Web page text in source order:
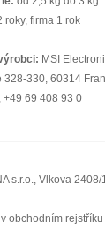
roky, firma 1 rok
MSI
328-330, 60314
+49 69 408 93 0
s.r.o., Vlkova
obchodním